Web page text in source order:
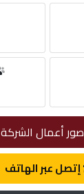
صور أعمال الشركة
إتصل عبر الهاتف